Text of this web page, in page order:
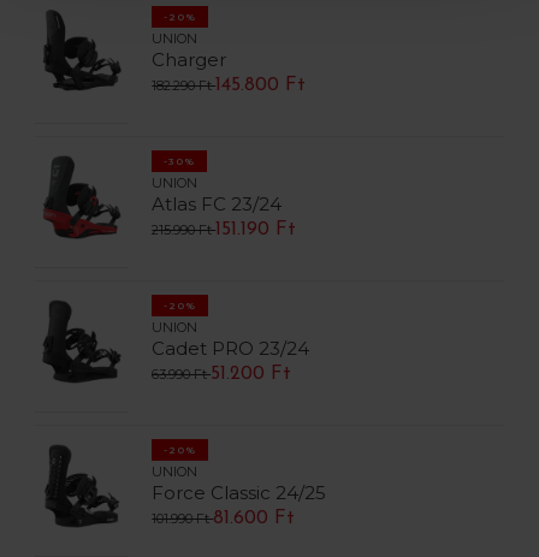
-20%
UNION
Charger
182.290 Ft 145.800 Ft
-30%
UNION
Atlas FC 23/24
215.990 Ft 151.190 Ft
-20%
UNION
Cadet PRO 23/24
63.990 Ft51.200 Ft
-20%
UNION
Force Classic 24/25
101.990 Ft81.600 Ft